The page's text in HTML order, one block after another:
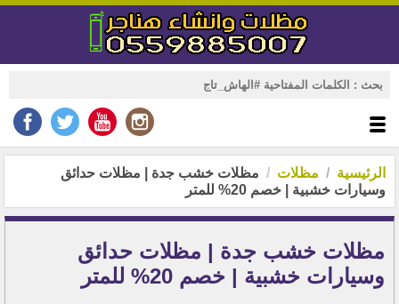
الرئيسية مظلات
مظلات خشب جدة | مظلات حدائق
وسيارات خشبية | خصم 20% للمتر‏
مظلات خشب جدة | مظلات حدائق
وسيارات خشبية | خصم 20% للمتر‏